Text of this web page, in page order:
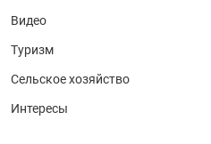
Видео
Туризм
Сельское хозяйство
Интересы